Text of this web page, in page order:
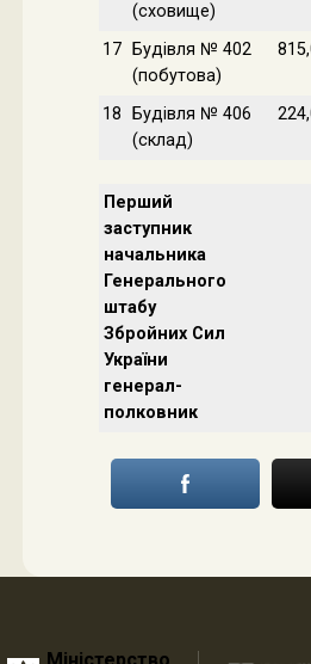
(сховище)
17
Будівля № 402
(побутова)
18
Будівля № 406
(склад)
Перший
заступник
начальника
Генерального
штабу
Збройних Сил
України
​​​​​​​генерал-
полковник